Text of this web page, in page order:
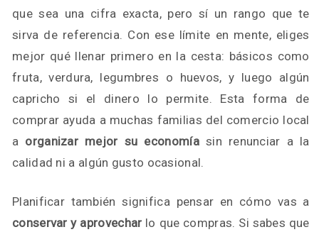
que sea una cifra exacta, pero sí un rango que te
sirva de referencia. Con ese límite en mente, eliges
mejor qué llenar primero en la cesta: básicos como
fruta, verdura, legumbres o huevos, y luego algún
capricho si el dinero lo permite. Esta forma de
comprar ayuda a muchas familias del comercio local
a organizar mejor su economíasin renunciar a la
calidad ni a algún gusto ocasional.
Planificar también significa pensar en cómo vas a
conservar y aprovechar lo que compras. Si sabes que